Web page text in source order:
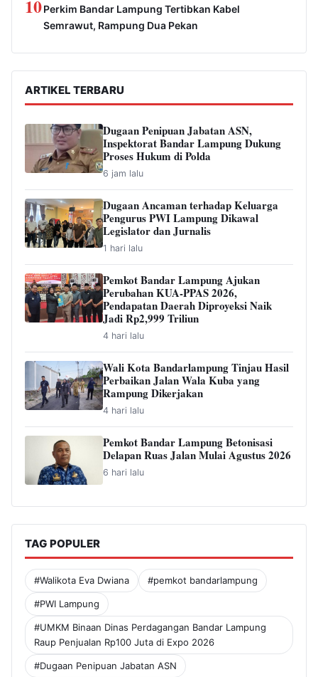
10Perkim Bandar Lampung Tertibkan Kabel
Semrawut, Rampung Dua Pekan
ARTIKEL TERBARU
Dugaan Penipuan Jabatan ASN,
Inspektorat Bandar Lampung Dukung
Proses Hukum di Polda
6 jam lalu
Dugaan Ancaman terhadap Keluarga
Pengurus PWI Lampung Dikawal
Legislator dan Jurnalis
1 hari lalu
Pemkot Bandar Lampung Ajukan
Perubahan KUA-PPAS 2026,
Pendapatan Daerah Diproyeksi Naik
Jadi Rp2,999 Triliun
4 hari lalu
Wali Kota Bandarlampung Tinjau Hasil
Perbaikan Jalan Wala Kuba yang
Rampung Dikerjakan
4 hari lalu
Pemkot Bandar Lampung Betonisasi
Delapan Ruas Jalan Mulai Agustus 2026
6 hari lalu
TAG POPULER
#Walikota Eva Dwiana #pemkot bandarlampung
#PWI Lampung
#UMKM Binaan Dinas Perdagangan Bandar Lampung
Raup Penjualan Rp100 Juta di Expo 2026
#Dugaan Penipuan Jabatan ASN